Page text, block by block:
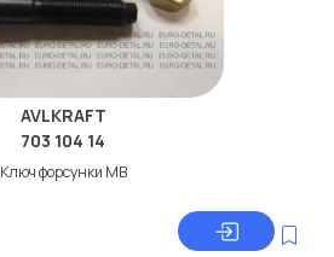
AVLKRAFT
703 104 14
Ключ форсунки МВ